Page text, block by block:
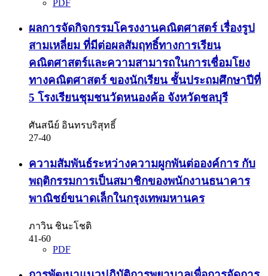
PDF
ผลการจัดกิจกรรมโครงงานคณิตศาสตร์ เรื่องรูป
สามเหลี่ยม ที่มีต่อผลสัมฤทธิ์ทางการเรียน
คณิตศาสตร์และความสามารถในการเชื่อมโยง
ทางคณิตศาสตร์ ของนักเรียน ชั้นประถมศึกษาปีที่
5 โรงเรียนชุมชนวัดหนองค้อ จังหวัดชลบุรี
ศันสนีย์ อินทรบริสุทธิ์
27-40
ความสัมพันธ์ระหว่างความผูกพันต่อองค์การ กับ
พฤติกรรมการเป็นสมาชิกของพนักงานธนาคาร
พาณิชย์ขนาดเล็กในกรุงเทพมหานคร
ภาวิน ชินะโชติ
41-60
PDF